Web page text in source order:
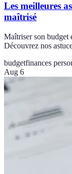
Les meilleures
maîtrisé
Maîtriser son budget
Découvrez nos
budgetfinances
Aug 6